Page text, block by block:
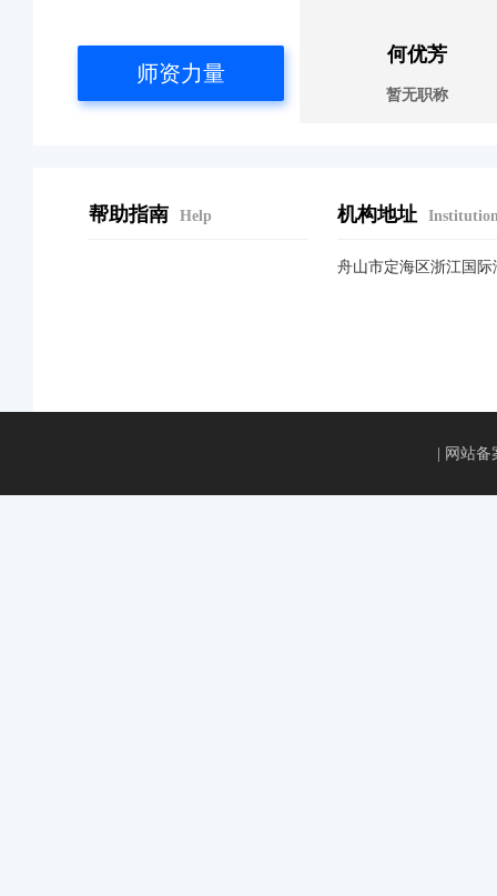
师资力量
何优芳
暂无职称
帮助指南 Help 机构地址
舟山市定海区浙江国
| 网站